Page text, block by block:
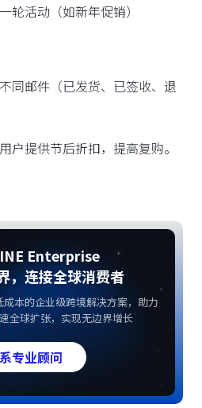
轮活动（如新年促销）
同邮件（已发货、已签收、退
户提供节后折扣，提高复购。
Enterprise
，连接全球消费者
本的企业级跨境解决方案，助力
全球扩张，实现无边界增长
专业顾问